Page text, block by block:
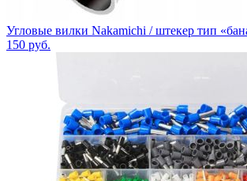
Угловые вилки Nakamichi / штекер тип
150 руб.